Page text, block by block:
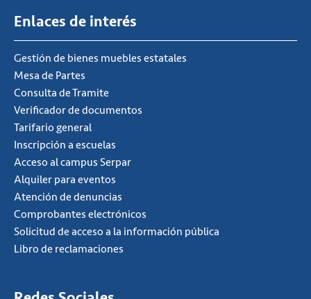
Enlaces de interés
Gestión de bienes muebles estatales
Mesa de Partes
Consulta de Tramite
Verificador de documentos
Tarifario general
Inscripción a escuelas
Acceso al campus Serpar
Alquiler para eventos
Atención de denuncias
Comprobantes electrónicos
Solicitud de acceso a la información pública
Libro de reclamaciones